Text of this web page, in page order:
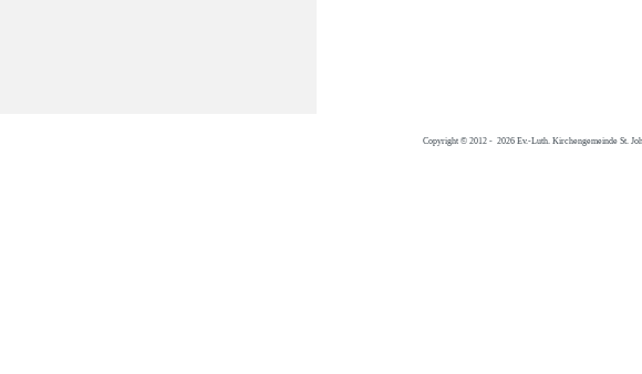
Copyright © 2012 - 2026 Ev.-Luth. Kirchengemeinde St.